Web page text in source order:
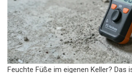
Feuchte Füße im eigenen Keller? Das